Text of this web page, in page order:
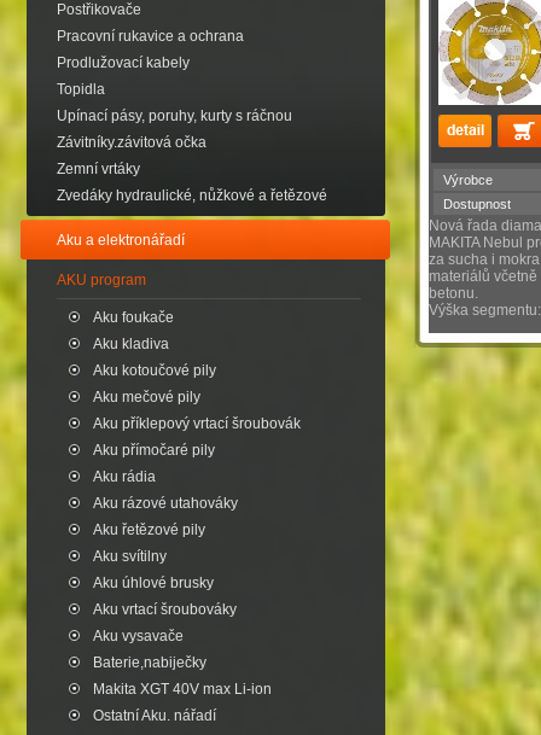
Postřikovače
Pracovní rukavice a ochrana
Prodlužovací kabely
Topidla
Upínací pásy, poruhy, kurty s ráčnou
Závitníky.závitová očka
Zemní vrtáky
Zvedáky hydraulické, nůžkové a řetězové
Aku a elektronářadí
AKU program
Aku foukače
Aku kladiva
Aku kotoučové pily
Aku mečové pily
Aku příklepový vrtací šroubovák
Aku přímočaré pily
Aku rádia
Aku rázové utahováky
Aku řetězové pily
Aku svítilny
Aku úhlové brusky
Aku vrtací šroubováky
Aku vysavače
Baterie,nabiječky
Makita XGT 40V max Li-ion
Ostatní Aku. nářadí
Výrobce
Dostupnost
Nová řada
MAKITA Nebul
za sucha i
materiálů
betonu.
Výška